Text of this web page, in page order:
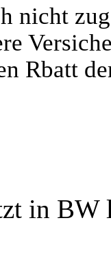
nicht
Rbatt
in BW